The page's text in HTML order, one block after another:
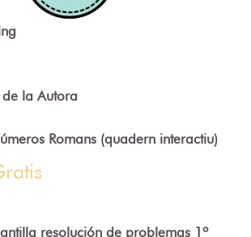
la Autora
Romans (quadern interactiu)
resolución de problemas 1º